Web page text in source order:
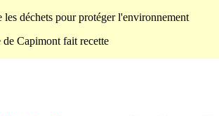
déchets pour protéger l'environnement
Capimont fait recette